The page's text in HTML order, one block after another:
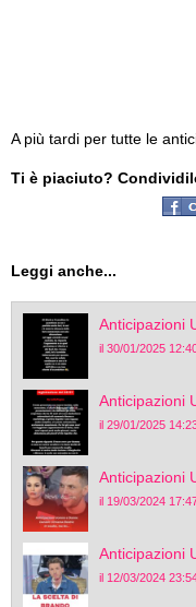
A più tardi per tutte le
Ti è piaciuto?
Leggi anche...
Anticipazioni
il 30/01/2025
Anticipazioni
il 29/01/2025
Anticipazioni
il 19/03/2024
Anticipazioni
il 12/03/2024